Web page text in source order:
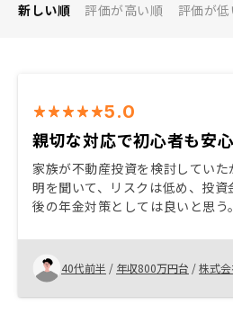
新しい順 評価が高い順 評価が
5.0
親切な対応で初心者も安
家族が不動産投資を検討してい
明を聞いて、リスクは低め、投
後の年金対策としては良いと思
が少ない投資方法でもある。 管
担と家賃リスクを考えずに済むの
はITが進んでいるから手続きは効
親切なので安心できる。
40代前半 / 年収800万円台 /株式